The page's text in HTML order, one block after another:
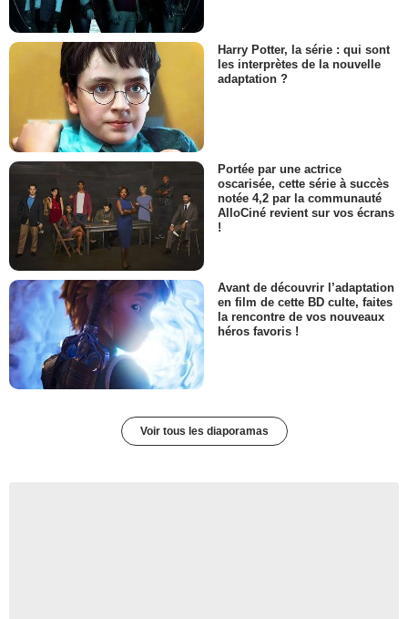
Harry Potter, la série : qui sont
les interprètes de la nouvelle
adaptation ?
Portée par une actrice
oscarisée, cette série à succès
notée 4,2 par la communauté
AlloCiné revient sur vos écrans
!
Avant de découvrir l’adaptation
en film de cette BD culte, faites
la rencontre de vos nouveaux
héros favoris !
Voir tous les diaporamas